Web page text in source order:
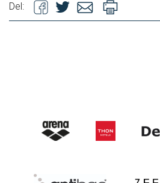
Vill i vann
Breddeaktiviteter
Del: